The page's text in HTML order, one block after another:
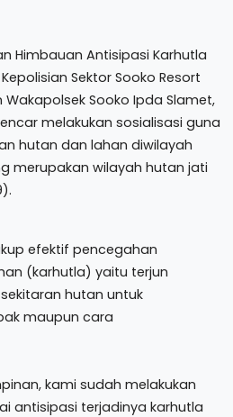
Kepolisian Sektor Sooko Resort
Sooko Ipda Slamet,
melakukan sosialisasi guna
hutan dan lahan diwilayah
merupakan wilayah hutan jati
efektif pencegahan
(karhutla) yaitu terjun
hutan untuk
maupun cara
kami sudah melakukan
antisipasi terjadinya karhutla